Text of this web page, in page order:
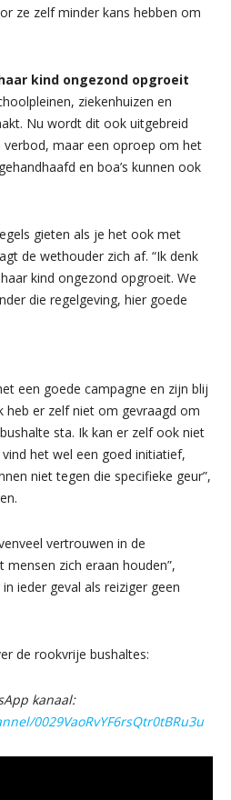
ze zelf minder kans hebben om
kind ongezond opgroeit
ziekenhuizen en
Nu wordt dit ook uitgebreid
verbod, maar een oproep om het
en boa’s kunnen ook
gieten als je het ook met
de wethouder zich af. “Ik denk
kind ongezond opgroeit. We
die regelgeving, hier goede
een goede campagne en zijn blij
heb er zelf niet om gevraagd om
sta. Ik kan er zelf ook niet
het wel een goed initiatief,
niet tegen die specifieke geur”,
vertrouwen in de
mensen zich eraan houden”,
ieder geval als reiziger geen
de rookvrije bushaltes:
kanaal:
0029VaoRvYF6rsQtr0tBRu3u